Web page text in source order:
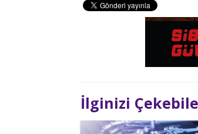
İlginizi